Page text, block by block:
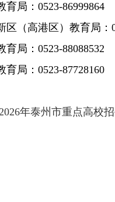
育局：0523-86999864
区（高港区）教育局：
育局：0523-88088532
育局：0523-87728160
年泰州市重点高校